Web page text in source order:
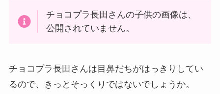
チョコプラ長田さんの子供の画像は、
公開されていません。
チョコプラ長田さんは目鼻だちがはっきりしてい
るので、きっとそっくりではないでしょうか。